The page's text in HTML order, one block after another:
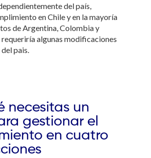
del país,
en Chile y en la mayoría
de Argentina, Colombia y
algunas modificaciones
pais.
necesitas un
gestionar el
en cuatro